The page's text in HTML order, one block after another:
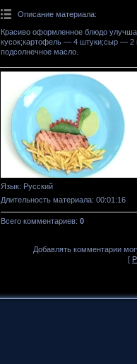
Описание материала:
Красиво оформленное блюдо
кусок;картофель — 4 штуки;сыр — 2
подсолнечное масло.
Язык: Русский
Длительность материала: 00:01:16
Всего комментариев: 0
Добавлять комментарии
[